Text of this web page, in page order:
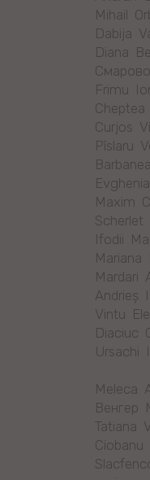
Mihail
Dabija
Diana
Frimu
Cheptea
Curjos
Pîslaru
Maxim
Scherlet
Ifodii
Mariana
Mardari
Andrieș
Vintu
Diaciuc
Ursachi
Meleca
Венгер
Tatiana